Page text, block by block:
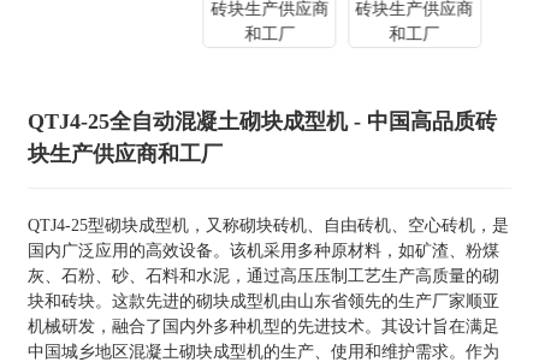
QTJ4-25全自动混凝土砌块成型机 - 中国高品质砖
块生产供应商和工厂
QTJ4-25型砌块成型机，又称砌块砖机、自由砖机、空心砖机，是
国内广泛应用的高效设备。该机采用多种原材料，如矿渣、粉煤
灰、石粉、砂、石料和水泥，通过高压压制工艺生产高质量的砌
块和砖块。这款先进的砌块成型机由山东省领先的生产厂家顺亚
机械研发，融合了国内外多种机型的先进技术。其设计旨在满足
中国城乡地区混凝土砌块成型机的生产、使用和维护需求。作为